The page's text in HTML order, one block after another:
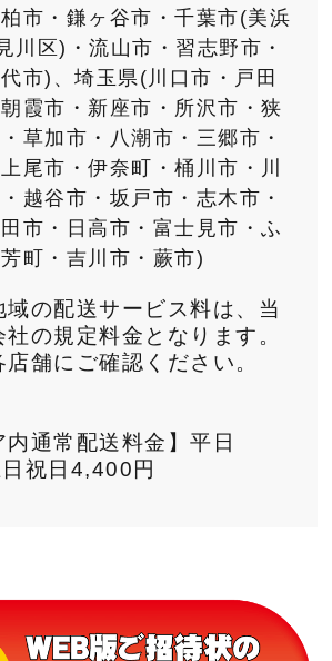
市・鎌ヶ谷市・千葉市(美浜
川区)・流山市・習志野市・
市)、埼玉県(川口市・戸田
霞市・新座市・所沢市・狭
草加市・八潮市・三郷市・
尾市・伊奈町・桶川市・川
越谷市・坂戸市・志木市・
市・日高市・富士見市・ふ
町・吉川市・蕨市)
域の配送サービス料は、当
の規定料金となります。
舗にご確認ください。
内通常配送料金】平日
祝日4,400円